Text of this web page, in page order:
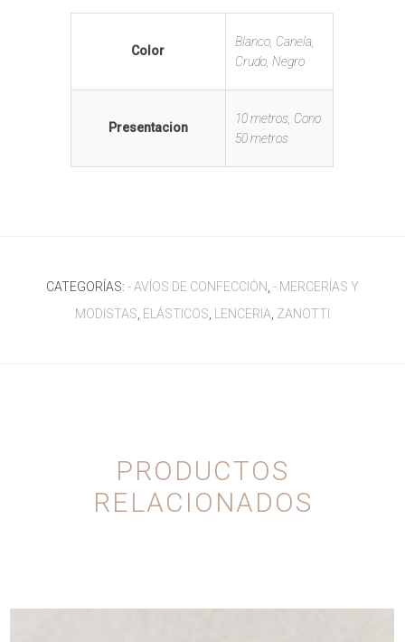
Color
Blanco, Canela,
Crudo, Negro
Presentacion
10 metros, Cono
50 metros
CATEGORÍAS: - AVÍOS DE CONFECCIÓN - MERCERÍAS Y
MODISTAS ELÁSTICOS LENCERIA ZANOTTI
PRODUCTOS
RELACIONADOS